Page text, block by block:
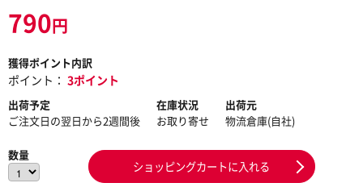
790円
獲得ポイント内訳
ポイント： 3ポイント
出荷予定
ご注文日の翌日から2週間後
在庫状況
お取り寄せ
出荷元
物流倉庫(自社)
数量
ショッピングカートに入れる